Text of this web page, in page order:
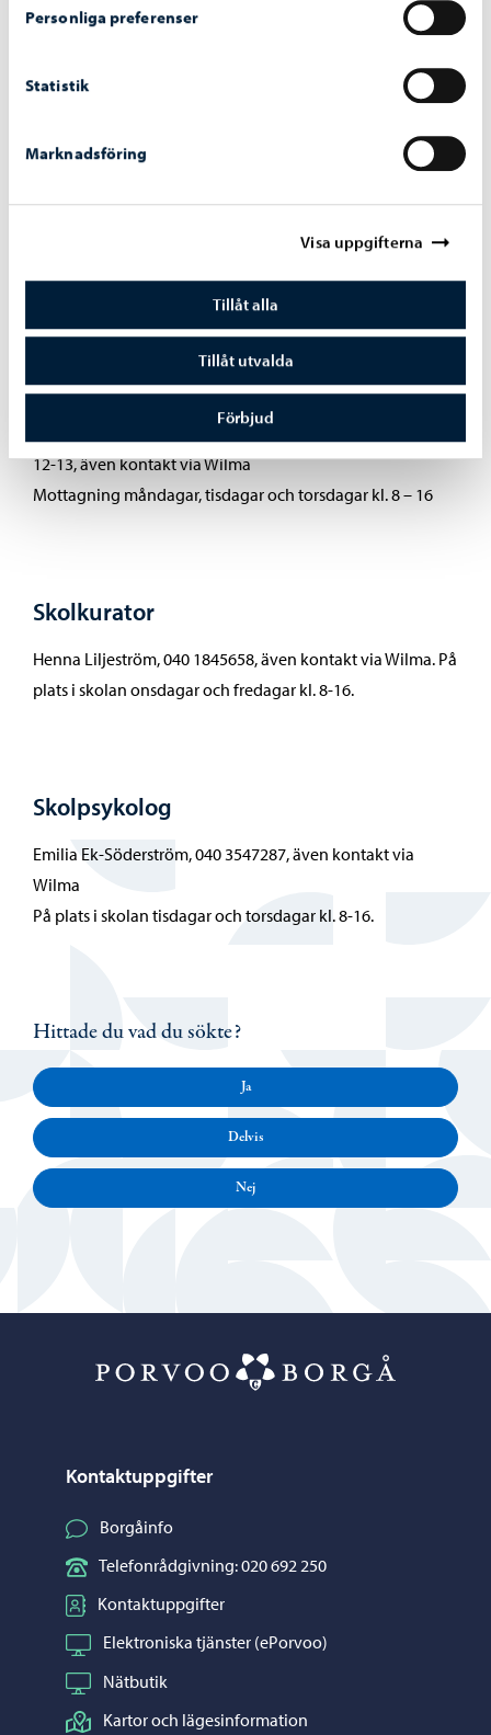
Personliga preferenser
Statistik
Marknadsföring
Visa uppgifterna
Tillåt alla
Tillåt utvalda
Förbjud
Vikström Krister, bildkonst
grupphandledare 24B
Östman Torolf, biologi, geografi
Hälsovårdare
Katariina Westerlund, 040 7652288, telefontid skoldagar kl.
12-13, även kontakt via Wilma
Mottagning måndagar, tisdagar och torsdagar kl. 8 – 16
Skolkurator
Henna Liljeström, 040 1845658, även kontakt via Wilma. På
plats i skolan onsdagar och fredagar kl. 8-16.
Skolpsykolog
Emilia Ek-Söderström, 040 3547287, även kontakt via
Wilma
På plats i skolan tisdagar och torsdagar kl. 8-16.
Hittade du vad du sökte?
Ja
Delvis
Nej
Kontaktuppgifter
Borgåinfo
Telefonrådgivning: 020 692 250
Kontaktuppgifter
Elektroniska tjänster (ePorvoo)
Nätbutik
Kartor och lägesinformation